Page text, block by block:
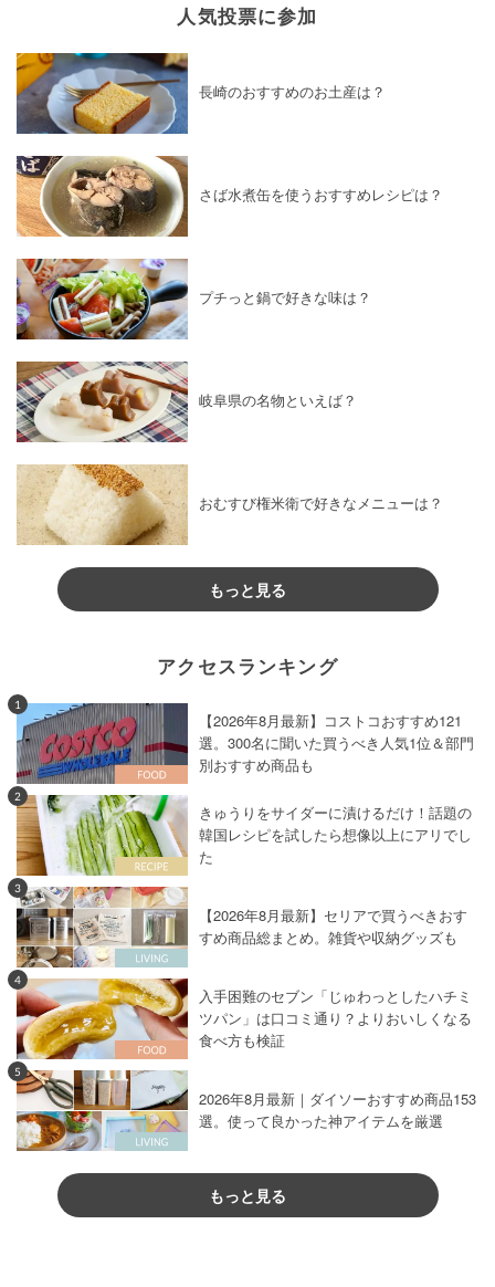
人気投票に参加
長崎のおすすめのお土産は？
さば水煮缶を使うおすすめレシピは？
プチっと鍋で好きな味は？
岐阜県の名物といえば？
おむすび権米衛で好きなメニューは？
もっと見る
アクセスランキング
1
【2026年8月最新】コストコおすすめ121
選。300名に聞いた買うべき人気1位＆部門
別おすすめ商品も
2
きゅうりをサイダーに漬けるだけ！話題の
韓国レシピを試したら想像以上にアリでし
た
3
【2026年8月最新】セリアで買うべきおす
すめ商品総まとめ。雑貨や収納グッズも
4
入手困難のセブン「じゅわっとしたハチミ
ツパン」は口コミ通り？よりおいしくなる
食べ方も検証
5
2026年8月最新｜ダイソーおすすめ商品153
選。使って良かった神アイテムを厳選
もっと見る